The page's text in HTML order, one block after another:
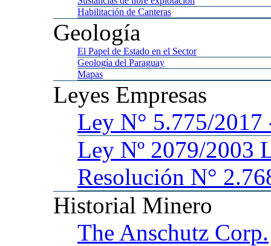
Habilitación de Canteras
Geología
El Papel de Estado en el Sector
Geología del Paraguay
Mapas
Leyes Empresas
Ley N° 5.775/
Ley Nº 2079/2003
Resolución N°
Historial Minero
The Anschutz Corp.